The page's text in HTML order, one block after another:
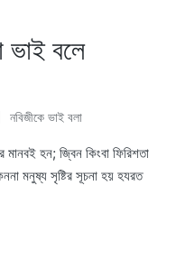
ভাই বলে
Posted
in
নবিজীকে ভাই বলা
হন; জ্বিন কিংবা ফিরিশতা
মনুষ্য সৃষ্টির সূচনা হয় হযরত